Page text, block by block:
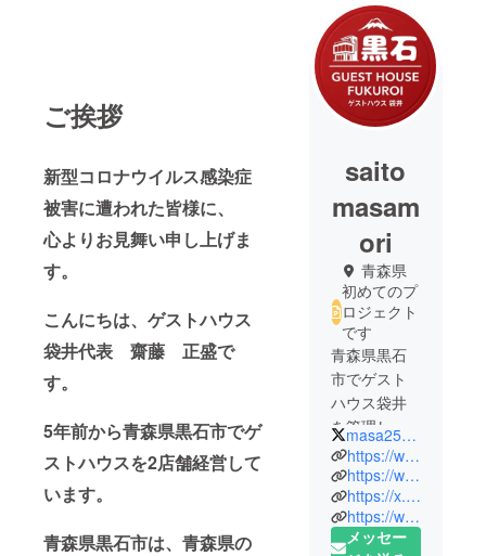
ご挨拶
新型コロナウイルス感染症
被害に遭われた皆様に、
心よりお見舞い申し上げま
す。
こんにちは、ゲストハウス
袋井代表 齋藤 正盛で
す。
5年前から青森県黒石市でゲ
ストハウスを2店舗経営して
います。
青森県黒石市は、青森県の
saito
masam
ori
青森県
初めてのプ
ロジェクト
です
青森県黒石
市でゲスト
ハウス袋井
を管理して
います。
世界各国の
方々、日本
のいろいろ
な方々との
masa2525sigeji
https://www.guesthousefukuroi.com/cont15/main.html
https://www.guesthousefukuroi.com/
https://x.com/masa2525sigeji
https://www.facebook.com/profile.php?id=100011442730165
メッセー